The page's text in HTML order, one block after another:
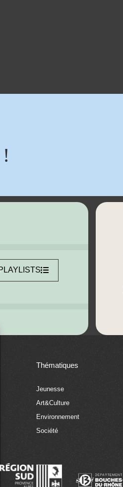
Thématiques
Jeunesse
Art&Culture
Environnement
Société